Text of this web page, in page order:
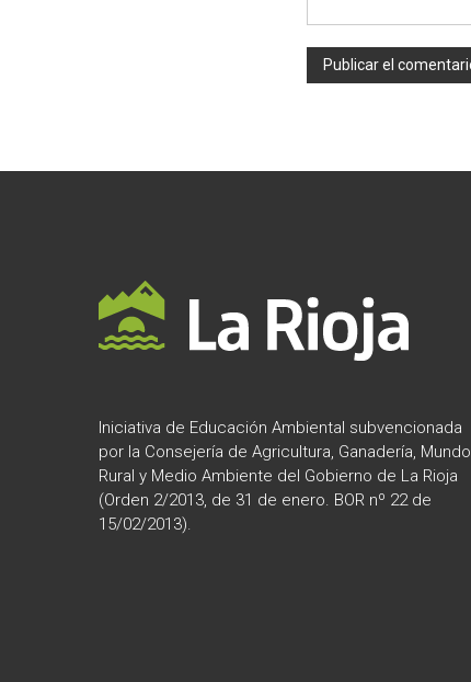
i
Iniciativa de Educación Ambiental subvencionada
por la Consejería de Agricultura, Ganadería, Mundo
Rural y Medio Ambiente del Gobierno de La Rioja
(Orden 2/2013, de 31 de enero. BOR nº 22 de
15/02/2013).